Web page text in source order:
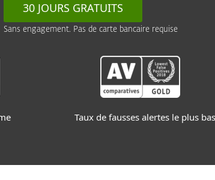
30 JOURS GRATUITS
Sans engagement. Pas de carte bancaire requise
Taux de fausses alertes le plus bas